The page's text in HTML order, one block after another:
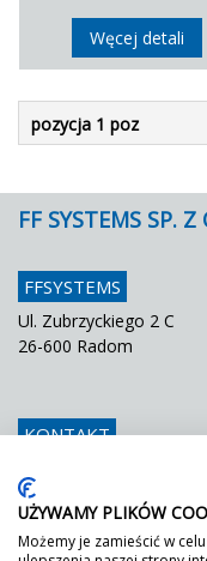
Węcej detali
pozycja 1 poz
FF SYSTEMS SP. Z
FFSYSTEMS
Ul. Zubrzyckiego 2 C
26-600 Radom
KONTAKT
Fax
E mail
UŻYWAMY PLIKÓW
Możemy je zamieścić w